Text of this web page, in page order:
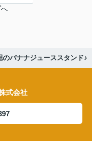
バナナジューススタンド♪
式会社